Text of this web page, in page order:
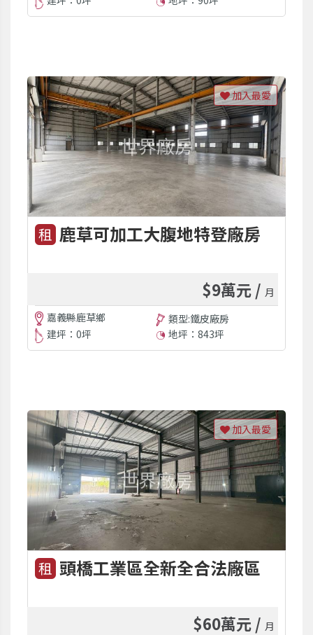
租 鹿草可加工大腹地特登廠房
$9萬元 / 月
嘉義縣鹿草鄉
類型:鐵皮廠房
建坪：0坪
地坪：843坪
加入最愛
租 頭橋工業區全新全合法廠區
$60萬元 / 月
加入最愛